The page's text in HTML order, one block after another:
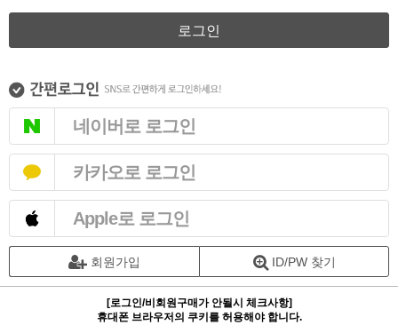
로그인
네이버로 로그인
카카오로 로그인
Apple로 로그인
회원가입 ID/PW 찾기
[로그인/비회원구매가 안될시 체크사항]
휴대폰 브라우저의 쿠키를 허용해야 합니다.